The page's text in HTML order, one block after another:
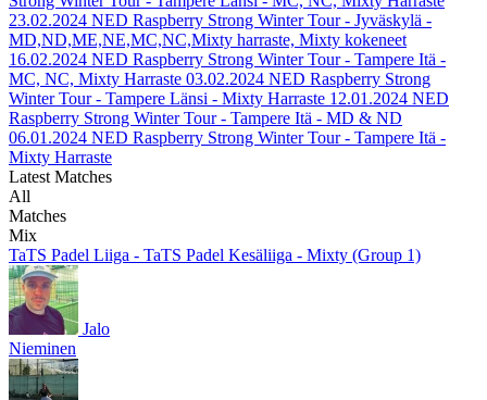
23.02.2024 NED Raspberry Strong Winter Tour - Jyväskylä -
MD,ND,ME,NE,MC,NC,Mixty harraste, Mixty kokeneet
16.02.2024 NED Raspberry Strong Winter Tour - Tampere Itä -
MC, NC, Mixty Harraste 03.02.2024 NED Raspberry Strong
Winter Tour - Tampere Länsi - Mixty Harraste 12.01.2024 NED
Raspberry Strong Winter Tour - Tampere Itä - MD & ND
06.01.2024 NED Raspberry Strong Winter Tour - Tampere Itä -
Mixty Harraste
Latest Matches
All
Matches
Mix
TaTS Padel Liiga - TaTS Padel Kesäliiga - Mixty (Group 1)
Jalo
Nieminen